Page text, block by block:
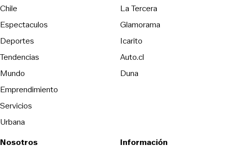
Chile
Espectaculos
Deportes
Tendencias
Mundo
Emprendimiento
Servicios
Urbana
La TerceraOpens in new
Glamorama
Icarito
Auto.cl
DunaOpens in new window
Nosotros Información